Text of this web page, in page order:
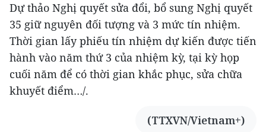
Dự thảo Nghị quyết sửa đổi, bổ sung Nghị quyết
35 giữ nguyên đối tượng và 3 mức tín nhiệm.
Thời gian lấy phiếu tín nhiệm dự kiến được tiến
hành vào năm thứ 3 của nhiệm kỳ, tại kỳ họp
cuối năm để có thời gian khắc phục, sửa chữa
khuyết điểm…/.
(TTXVN/Vietnam+)